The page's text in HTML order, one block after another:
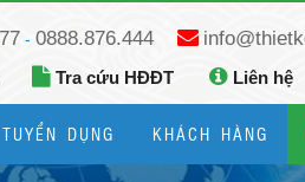
- 0888.876.444
Tra cứu HĐĐT Liên hệ
TUYỂN DỤNG KHÁCH HÀNG